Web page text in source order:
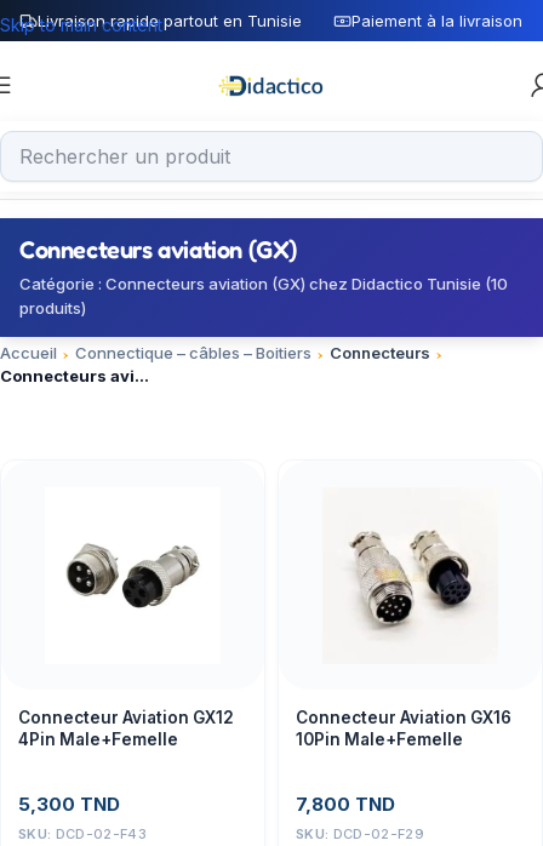
Livraison rapide partout en Tunisie Paiement à la livraison
Skip to main content
Connecteurs aviation (GX)
Catégorie : Connecteurs aviation (GX) chez Didactico Tunisie (10
produits)
Accueil Connectique – câbles – Boitiers
Connecteurs
Connecteurs aviation (GX)
Connecteur Aviation GX12
4Pin Male+Femelle
5,300 TND
SKU: DCD-02-F43
Connecteur Aviation GX16
10Pin Male+Femelle
7,800 TND
SKU: DCD-02-F29